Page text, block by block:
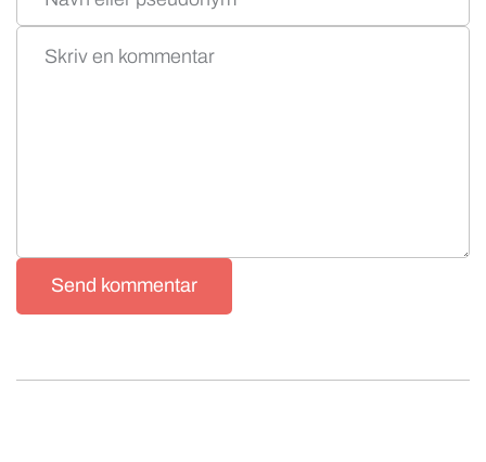
Send kommentar